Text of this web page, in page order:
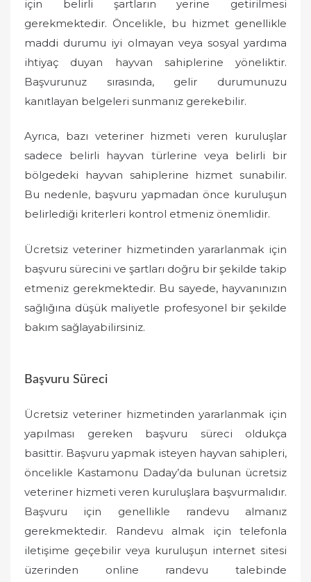
için belirli şartların yerine getirilmesi
gerekmektedir. Öncelikle, bu hizmet genellikle
maddi durumu iyi olmayan veya sosyal yardıma
ihtiyaç duyan hayvan sahiplerine yöneliktir.
Başvurunuz sırasında, gelir durumunuzu
kanıtlayan belgeleri sunmanız gerekebilir.
Ayrıca, bazı veteriner hizmeti veren kuruluşlar
sadece belirli hayvan türlerine veya belirli bir
bölgedeki hayvan sahiplerine hizmet sunabilir.
Bu nedenle, başvuru yapmadan önce kuruluşun
belirlediği kriterleri kontrol etmeniz önemlidir.
Ücretsiz veteriner hizmetinden yararlanmak için
başvuru sürecini ve şartları doğru bir şekilde takip
etmeniz gerekmektedir. Bu sayede, hayvanınızın
sağlığına düşük maliyetle profesyonel bir şekilde
bakım sağlayabilirsiniz.
Başvuru Süreci
Ücretsiz veteriner hizmetinden yararlanmak için
yapılması gereken başvuru süreci oldukça
basittir. Başvuru yapmak isteyen hayvan sahipleri,
öncelikle Kastamonu Daday’da bulunan ücretsiz
veteriner hizmeti veren kuruluşlara başvurmalıdır.
Başvuru için genellikle randevu almanız
gerekmektedir. Randevu almak için telefonla
iletişime geçebilir veya kuruluşun internet sitesi
üzerinden online randevu talebinde